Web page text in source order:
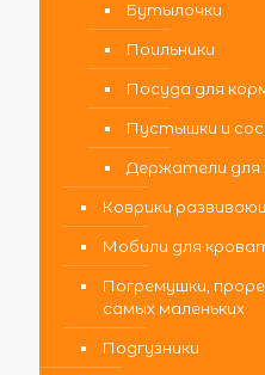
Бутылочки
Поильники
Посуда для
Пустышки и
Держатели
Коврики
Мобили для
Погремушки,
самых маленьких
Подгузники